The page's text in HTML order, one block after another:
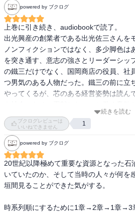
powered by ブクログ
上巻に引き続き、audiobookで読了。
出光興産の創業者である出光佐三さんを
ノンフィクションではなく、多少脚色は
を突き通す、意志の強さとリーダーシッ
の鐵三だけでなく、国岡商店の役員、社
つ男気のある人物だった。鐵三の前に立
やってくるが、芯のある経営姿勢は読ん
戦後の荒れ果てた日本の復興をリードし
近に感じられた。と、同時にいまの自分
を考えて懸命に働いてくれた人たちがい
できた。
こんなにも便利な生活を送れるような社
うございます。
続きを読む
ブクログレビューは
いいねできません
1
powered by ブクログ
20世紀以降極めて重要な資源となった石
いていたのか、そして当時の人々が何を
垣間見ることができた気がする。
時系列順にするために1章→2章→1章→3